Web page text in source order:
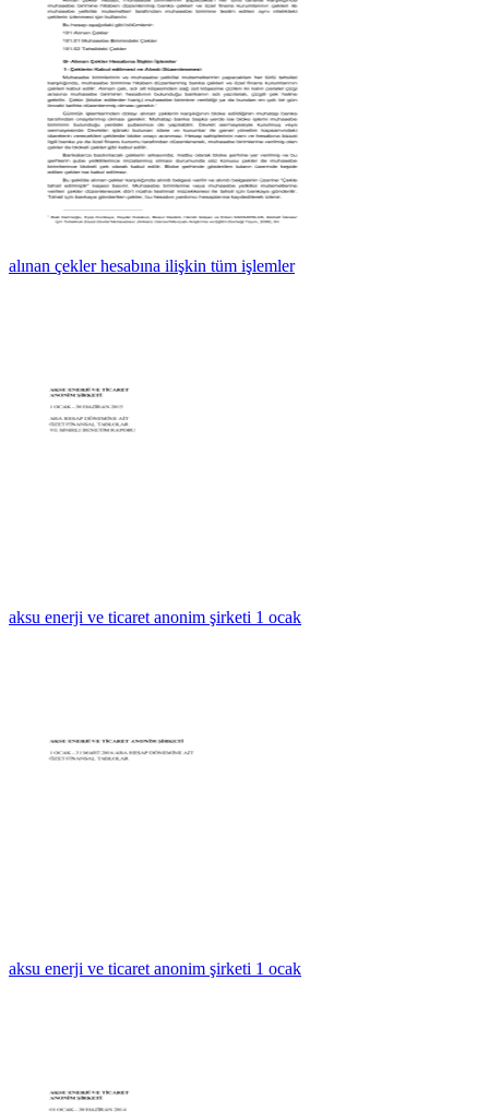
alınan çekler hesabına ilişkin tüm işlemler
aksu enerji ve ticaret anonim şirketi 1 ocak
aksu enerji ve ticaret anonim şirketi 1 ocak